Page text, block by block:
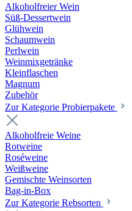
Alkoholfreier Wein
Süß-Dessertwein
Glühwein
Schaumwein
Perlwein
Weinmixgetränke
Kleinflaschen
Magnum
Zubehör
Zur Kategorie Probierpakete
Alkoholfreie Weine
Rotweine
Roséweine
Weißweine
Gemischte Weinsorten
Bag-in-Box
Zur Kategorie Rebsorten